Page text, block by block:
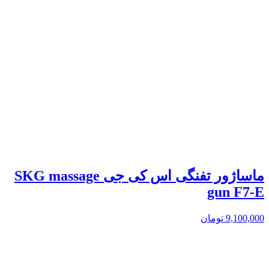
ماساژور تفنگی اس کی جی SKG massage
gun F7-E
9,100,000 تومان